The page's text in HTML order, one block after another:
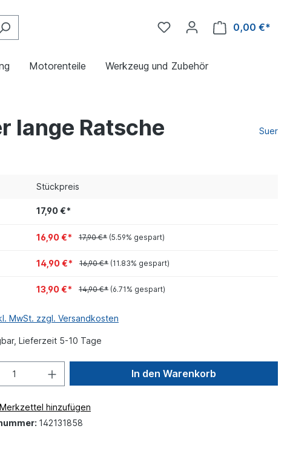
0,00 €*
Motorenteile Werkzeug und Zubehör
lange Ratsche Suer
Stückpreis
17,90 €*
16,90 €* 17,90 €* (5.59% gespart)
14,90 €* 16,90 €* (11.83% gespart)
13,90 €* 14,90 €* (6.71% gespart)
MwSt. zzgl. Versandkosten
Lieferzeit 5-10 Tage
In den Warenkorb
hinzufügen
142131858